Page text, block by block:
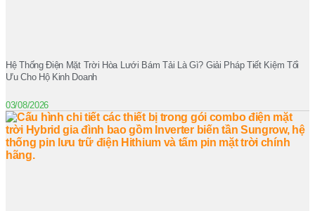
Hệ Thống Điện Mặt Trời Hòa Lưới Bám Tải Là Gì? Giải Pháp Tiết Kiệm Tối
Ưu Cho Hộ Kinh Doanh
03/08/2026